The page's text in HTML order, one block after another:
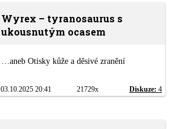
Wyrex – tyranosaurus s
ukousnutým ocasem
…aneb Otisky kůže a děsivé zranění
03.10.2025 20:41 21729x Diskuze: 4